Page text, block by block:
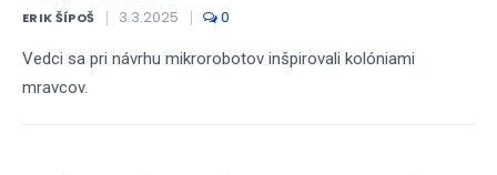
ERIK ŠÍPOŠ 3.3.2025 0
Vedci sa pri návrhu mikrorobotov inšpirovali kolóniami
mravcov.